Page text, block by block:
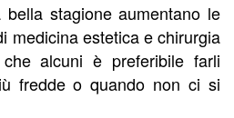
stagione aumentano le
medicina estetica e chirurgia
alcuni è preferibile farli
fredde o quando non ci si